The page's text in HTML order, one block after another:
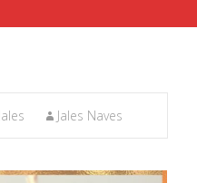
Jales Naves